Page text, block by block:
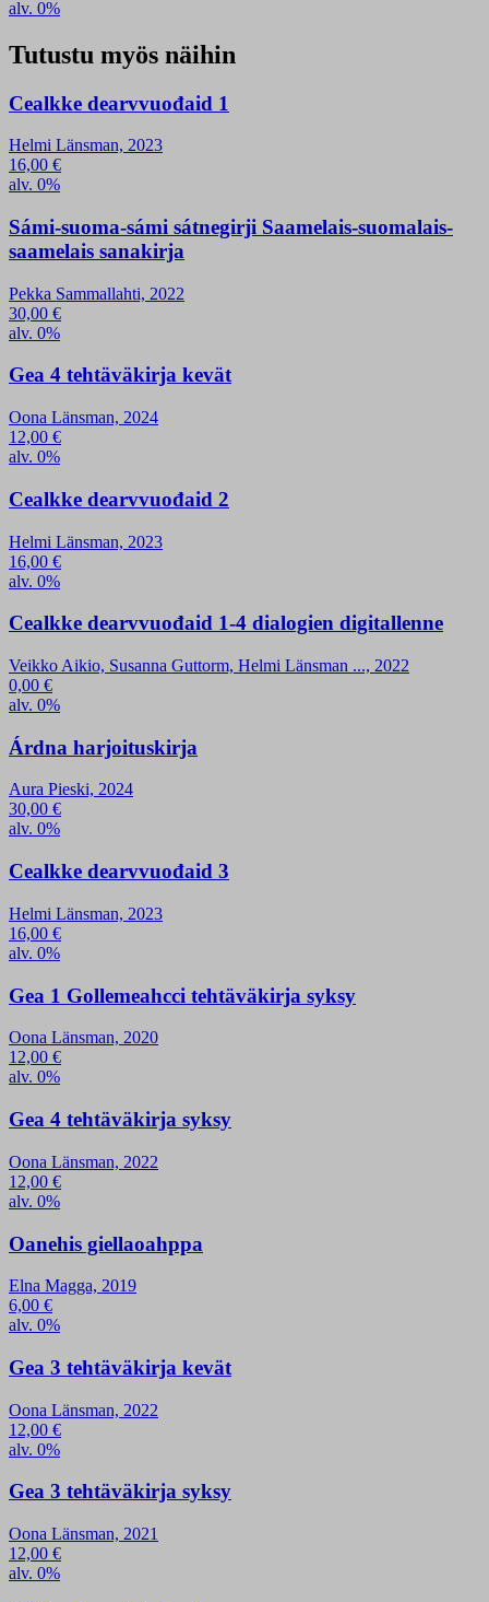
alv. 0%
Tutustu myös näihin
Cealkke dearvvuođaid 1
Helmi Länsman, 2023
16,00 €
alv. 0%
Sámi-suoma-sámi sátnegirji Saamelais-suomalais-
saamelais sanakirja
Pekka Sammallahti, 2022
30,00 €
alv. 0%
Gea 4 tehtäväkirja kevät
Oona Länsman, 2024
12,00 €
alv. 0%
Cealkke dearvvuođaid 2
Helmi Länsman, 2023
16,00 €
alv. 0%
Cealkke dearvvuođaid 1-4 dialogien digitallenne
Veikko Aikio, Susanna Guttorm, Helmi Länsman ..., 2022
0,00 €
alv. 0%
Árdna harjoituskirja
Aura Pieski, 2024
30,00 €
alv. 0%
Cealkke dearvvuođaid 3
Helmi Länsman, 2023
16,00 €
alv. 0%
Gea 1 Gollemeahcci tehtäväkirja syksy
Oona Länsman, 2020
12,00 €
alv. 0%
Gea 4 tehtäväkirja syksy
Oona Länsman, 2022
12,00 €
alv. 0%
Oanehis giellaoahppa
Elna Magga, 2019
6,00 €
alv. 0%
Gea 3 tehtäväkirja kevät
Oona Länsman, 2022
12,00 €
alv. 0%
Gea 3 tehtäväkirja syksy
Oona Länsman, 2021
12,00 €
alv. 0%